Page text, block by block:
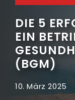
DIE 5
EIN
(BGM)
10. März 2025